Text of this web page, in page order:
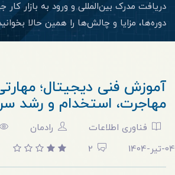
دریافت مدرک بین‌المللی و ورود به بازار
دوره‌ها، مزایا و چالش‌ها را همین حالا
آموزش فنی دیجیتال؛
مهاجرت، استخدام و رشد
فناوری اطلاعات رادمان
04-تیر-1404
2